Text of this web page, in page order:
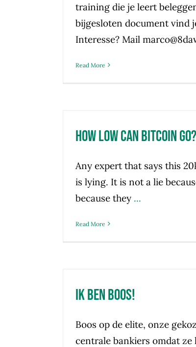
training die je leert
bijgesloten document vind
Interesse? Mail
Read More
How low can Bitcoin go?
Any expert that says this
is lying. It is not a lie
because they ...
Read More
Ik ben boos!
Boos op de elite, onze
centrale bankiers omdat ze